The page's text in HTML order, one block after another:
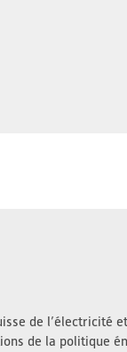
de l’électricité
de la politique